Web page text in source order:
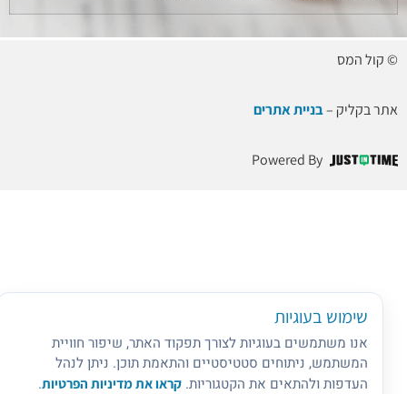
© קול המס
אתר בקליק – בניית אתרים
Powered By
שימוש בעוגיות
אנו משתמשים בעוגיות לצורך תפקוד האתר, שיפור חוויית
המשתמש, ניתוחים סטטיסטיים והתאמת תוכן. ניתן לנהל
העדפות ולהתאים את הקטגוריות.קראו את מדיניות הפרטיות.